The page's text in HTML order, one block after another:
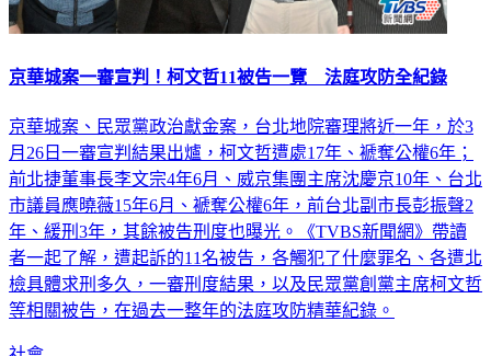
京華城案、民眾黨政治獻金案，台北地院審理將近一年，於3
月26日一審宣判結果出爐，柯文哲遭處17年、褫奪公權6年；
前北捷董事長李文宗4年6月、威京集團主席沈慶京10年、台北
市議員應曉薇15年6月、褫奪公權6年，前台北副市長彭振聲2
年、緩刑3年，其餘被告刑度也曝光。《TVBS新聞網》帶讀
者一起了解，遭起訴的11名被告，各觸犯了什麼罪名、各遭北
檢具體求刑多久，一審刑度結果，以及民眾黨創黨主席柯文哲